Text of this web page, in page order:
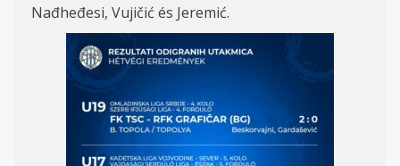
Nađheđesi, Vujičić és Jeremić.